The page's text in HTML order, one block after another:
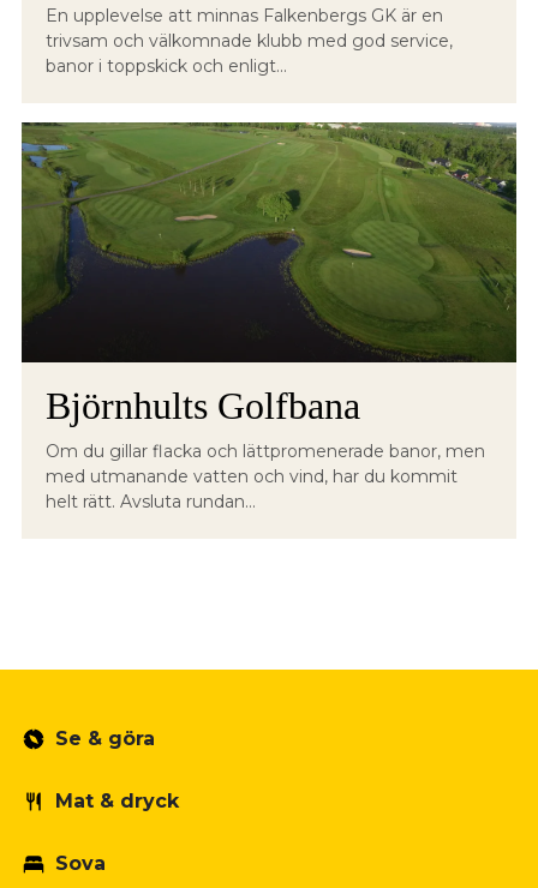
En upplevelse att minnas Falkenbergs GK är en
trivsam och välkomnade klubb med god service,
banor i toppskick och enligt...
Björnhults Golfbana
Om du gillar flacka och lättpromenerade banor, men
med utmanande vatten och vind, har du kommit
helt rätt. Avsluta rundan...
Se & göra
Mat & dryck
Sova